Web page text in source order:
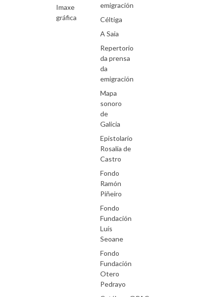
Imaxe
gráfica
emigración
Céltiga
A Saia
Repertorio
da prensa
da
emigración
Mapa
sonoro
de
Galicia
Epistolario
Rosalía de
Castro
Fondo
Ramón
Piñeiro
Fondo
Fundación
Luís
Seoane
Fondo
Fundación
Otero
Pedrayo